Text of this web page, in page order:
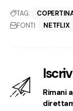
TAG:
FONTI:
NETFLIX
Rimani